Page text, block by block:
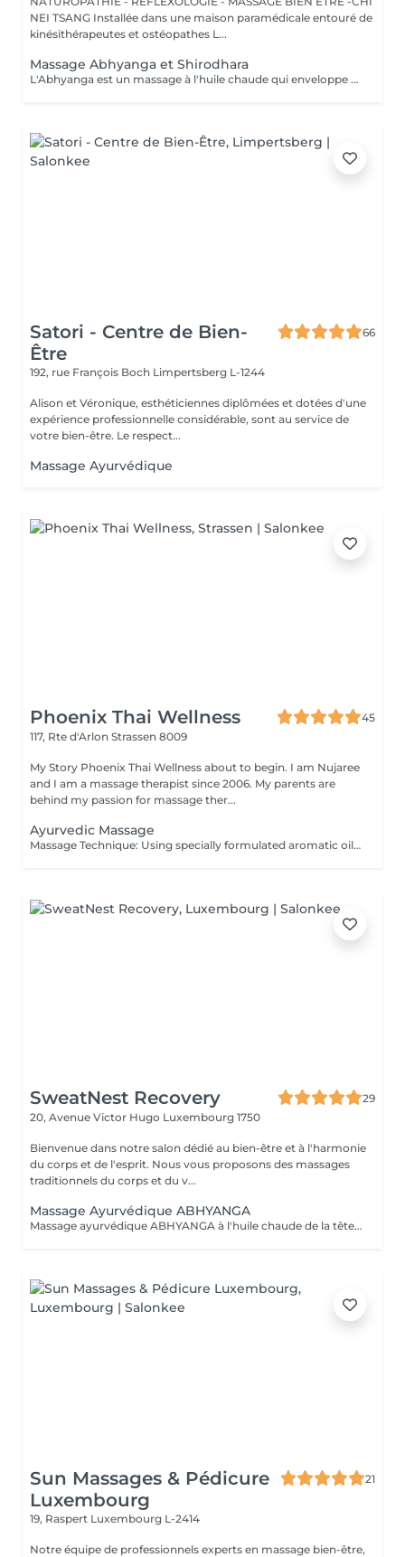
NEI TSANG Installée dans une maison paramédicale entouré de
kinésithérapeutes et ostéopathes L...
Massage Abhyanga et Shirodhara
L'Abhyanga est un massage à l'huile chaude qui enveloppe tout le corps. Au fil des gestes lents et continus, le corps se relâche, la respiration s'apaise, l'énergie circule à nouveau. C'est un moment où tout se dépose, où le système nerveux se calme et où l'on retrouve une sensation d'unité. Le Shirodhara prolonge ce voyage intérieur. Un filet d'huile chaude coule doucement sur le front, comme une invitation à lâcher le mental. Les pensées se posent, le stress se dissout, un calme profond s'installe, presque méditatif. Ensemble, Abhyanga et Shirodhara créent un soin de 2 h où le corps se détend, le corps se relâche et l'esprit retrouve de la clarté. Une expérience douce, rééquilibrante et profondément régénérante. Prévoir une serviette, tissus pour le retour, veillez a ne pas s'alimenter juste avant, Idéalement c'est un soin qui se pratique le soir
Satori - Centre de Bien-
Être
66
192, rue François Boch Limpertsberg L-1244
Alison et Véronique, esthéticiennes diplômées et dotées d'une
expérience professionnelle considérable, sont au service de
votre bien-être. Le respect...
Massage Ayurvédique
Phoenix Thai Wellness
45
117, Rte d'Arlon Strassen 8009
My Story Phoenix Thai Wellness about to begin. I am Nujaree
and I am a massage therapist since 2006. My parents are
behind my passion for massage ther...
Ayurvedic Massage
Massage Technique: Using specially formulated aromatic oils, movement long stroke and massage pressure Soft to Medium. Ayurvedic massage is a light, gentle full body massage without applying pressure, but with much sweeping and stroking, which is typically done with the help of nourishing botanical oils.
SweatNest Recovery
29
20, Avenue Victor Hugo Luxembourg 1750
Bienvenue dans notre salon dédié au bien-être et à l'harmonie
du corps et de l'esprit. Nous vous proposons des massages
traditionnels du corps et du v...
Massage Ayurvédique ABHYANGA
Massage ayurvédique ABHYANGA à l'huile chaude de la tête aux pieds C'est un massage enveloppant et relaxant aux huiles végétales chaudes et des huiles essentielles, soigneusement sélectionnées en fonction des bienfaits recherchés et pour équilibrer votre Dosha (Vata, Kapha ou Pitta). De manière générale, ce massage permet de détoxifier, revitaliser et de lutter contre le stress et le vieillissement. Lors de la séance la praticienne utilise différentes huiles précieuses auyurvediques Des huiles ayurvédique capillaires Huile Keranya Potion capillaire puissante à base de graines du Cumin Noir pour les forces des cheveux Huile Ambhring Revitaliseur aux herbes Amla et Bhringraj (pour les cheveux mous, sans vie, matures et grisonnants) Huile Nectar Rukshadi pour les cheveux secs et au cuir chevelu squameux Elixir capillaire Saromyas avec l'extrait de Lotus sacré pour les cheveux terne, sans éclat et rêches Les huiles ayurvédiques précieuses pour le visage Huile Bharanyu revitalisante au curcuma, de la racine apaisante de Manjistha, de fruit Amla et de la cannelle. Huile Saine Paraania purifiante et éclaircissante de l'arbre quinquina d'Inde avec les huiles essentielles de Gardénia, de Jasmin et de Néroli. Ces huiles sont reparties en grande quantité sur l'ensemble du corps. Du cuir chevelu aux orteils, chaque zone du corps est massée pour le libérer de toutes ses tensions. Selon l'esprit d'Abyhanga, les énergies négatives glissent sur le corps bien huilé et ne peuvent pas s'accrocher.
Sun Massages & Pédicure
Luxembourg
21
19, Raspert Luxembourg L-2414
Notre équipe de professionnels experts en massage bien-être,